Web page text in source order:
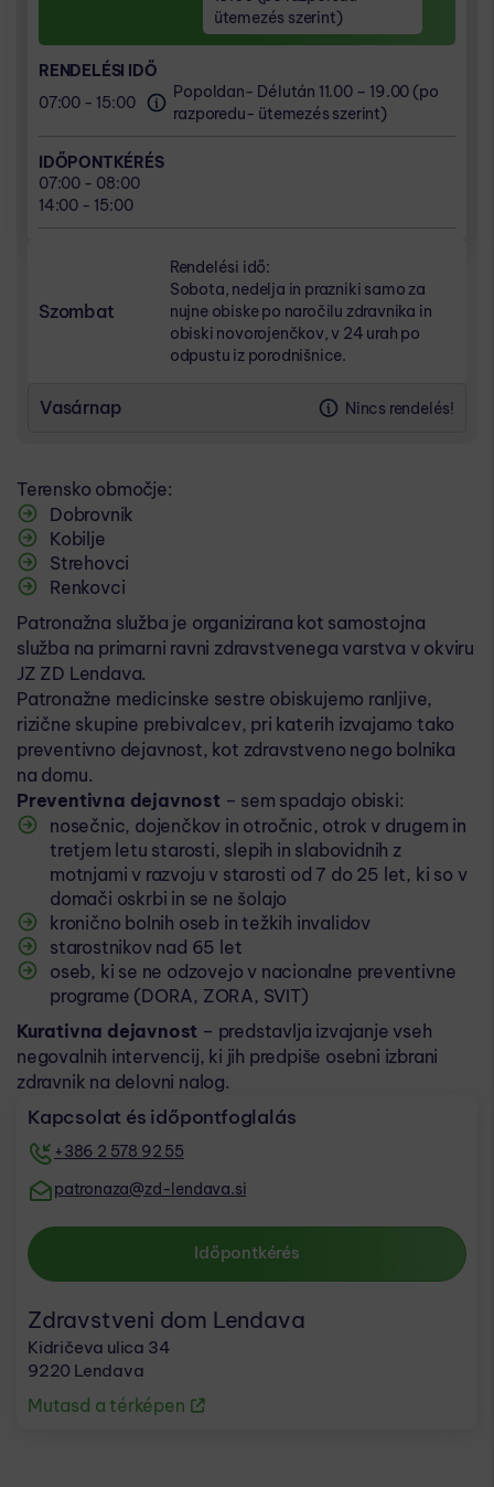
14:00 - 15:00
ütemezés szerint)
RENDELÉSI IDŐ
07:00 - 15:00
Popoldan- Délután 11.00 – 19.00 (po
razporedu- ütemezés szerint)
IDŐPONTKÉRÉS
07:00 - 08:00
14:00 - 15:00
Szombat
Rendelési idő:
Sobota, nedelja in prazniki samo za
nujne obiske po naročilu zdravnika in
obiski novorojenčkov, v 24 urah po
odpustu iz porodnišnice.
Vasárnap Nincs rendelés!
Terensko območje:
Dobrovnik
Kobilje
Strehovci
Renkovci
Patronažna služba je organizirana kot samostojna
služba na primarni ravni zdravstvenega varstva v okviru
JZ ZD Lendava.
Patronažne medicinske sestre obiskujemo ranljive,
rizične skupine prebivalcev, pri katerih izvajamo tako
preventivno dejavnost, kot zdravstveno nego bolnika
na domu.
Preventivna dejavnost – sem spadajo obiski:
nosečnic, dojenčkov in otročnic, otrok v drugem in
tretjem letu starosti, slepih in slabovidnih z
motnjami v razvoju v starosti od 7 do 25 let, ki so v
domači oskrbi in se ne šolajo
kronično bolnih oseb in težkih invalidov
starostnikov nad 65 let
oseb, ki se ne odzovejo v nacionalne preventivne
programe (DORA, ZORA, SVIT)
Kurativna dejavnost – predstavlja izvajanje vseh
negovalnih intervencij, ki jih predpiše osebni izbrani
zdravnik na delovni nalog.
Kapcsolat és időpontfoglalás
+386 2 578 92 55
patronaza@zd-lendava.si
Időpontkérés
Zdravstveni dom Lendava
Kidričeva ulica 34
9220 Lendava
Mutasd a térképen